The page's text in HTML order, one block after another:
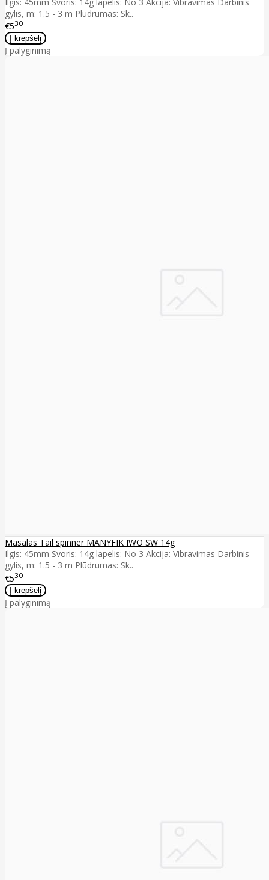
gylis, m: 1.5 - 3 m Plūdrumas: Sk..
€530
Į palyginimą
Masalas Tail spinner MANYFIK IWO SW 14g
Ilgis: 45mm Svoris: 14g lapelis: No 3 Akcija: Vibravimas Darbinis
gylis, m: 1.5 - 3 m Plūdrumas: Sk..
€530
Į palyginimą